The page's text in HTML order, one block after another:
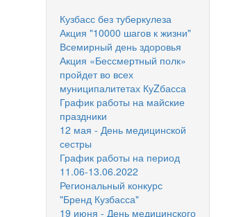
Кузбасс без туберкулеза
Акция "10000 шагов к жизни"
Всемирный день здоровья
Акция «Бессмертный полк»
пройдет во всех
муниципалитетах КуZбасса
График работы на майские
праздники
12 мая - День медицинской
сестры
График работы на период
11.06-13.06.2022
Региональный конкурс
"Бренд Кузбасса"
19 июня - День медицинского